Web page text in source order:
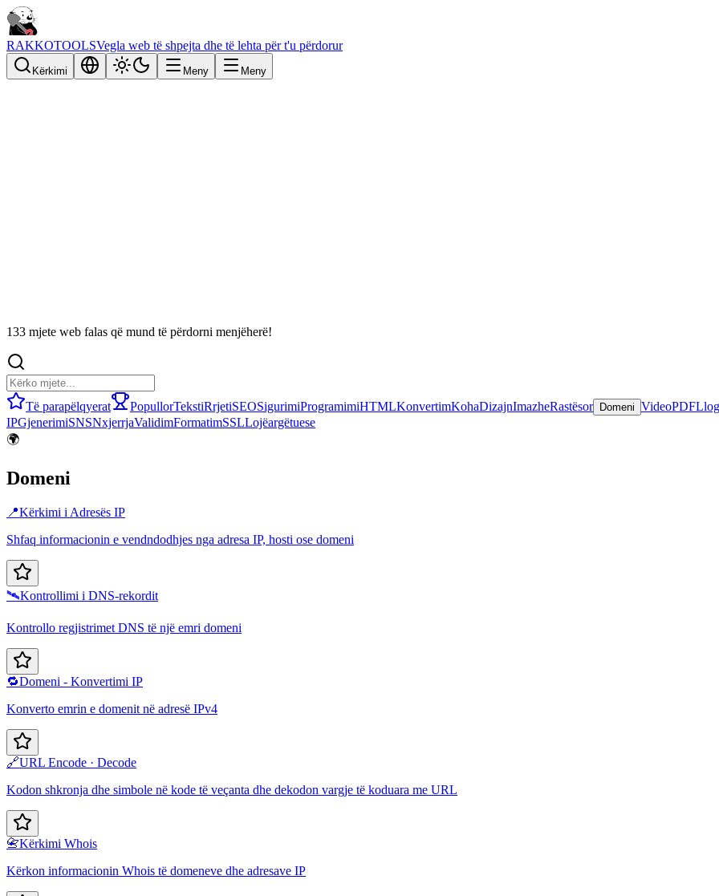
RAKKOTOOLSVegla web të shpejta dhe të lehta për t'u përdorur
Kërkimi Meny Meny
133 mjete web falas që mund të përdorni menjëherë!
Të parapëlqyerat PopullorTekstiRrjetiSEOSigurimiProgramimiHTMLKonvertimKohaDizajnImazheRastësor Domeni VideoPDF
IPGjenerimiSNSNxjerrjaValidimFormatimSSLLojëargëtuese
🌍
Domeni
📍Kërkimi i Adresës IP
Shfaq informacionin e vendndodhjes nga adresa IP, hosti ose domeni
🛰️Kontrollimi i DNS-rekordit
Kontrollo regjistrimet DNS të një emri domeni
🔁Domeni - Konvertimi IP
Konverto emrin e domenit në adresë IPv4
🔗URL Encode · Decode
Kodon shkronja dhe simbole në kode të veçanta dhe dekodon vargje të koduara me URL
📇Kërkimi Whois
Kërkon informacionin Whois të domeneve dhe adresave IP